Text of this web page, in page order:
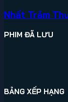
Nhất Trảm
PHIM ĐÃ LƯU
BẢNG XẾP HẠNG